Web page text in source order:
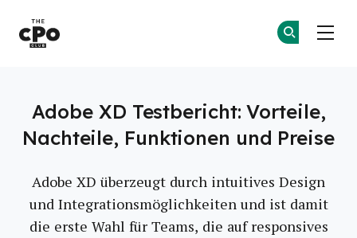
Adobe XD Testbericht: Vorteile,
Nachteile, Funktionen und Preise
Adobe XD überzeugt durch intuitives Design
und Integrationsmöglichkeiten und ist damit
die erste Wahl für Teams, die auf responsives